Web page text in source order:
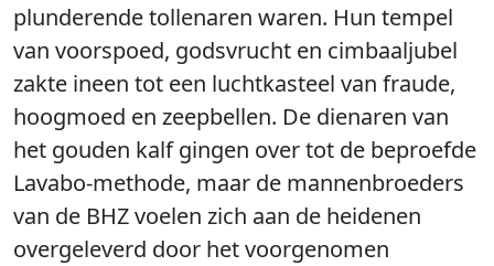
plunderende tollenaren waren. Hun tempel
van voorspoed, godsvrucht en cimbaaljubel
zakte ineen tot een luchtkasteel van fraude,
hoogmoed en zeepbellen. De dienaren van
het gouden kalf gingen over tot de beproefde
Lavabo-methode, maar de mannenbroeders
van de BHZ voelen zich aan de heidenen
overgeleverd door het voorgenomen